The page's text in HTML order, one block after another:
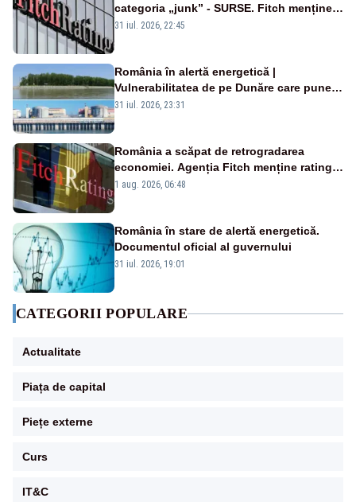
categoria „junk” - SURSE. Fitch menține
ratingul BBB-
31 iul. 2026, 22:45
România în alertă energetică |
Vulnerabilitatea de pe Dunăre care pune
în pericol Centrala Cernavodă era
31 iul. 2026, 23:31
România a scăpat de retrogradarea
economiei. Agenția Fitch menține ratingul
„BBB-” cu perspectivă negativă
1 aug. 2026, 06:48
România în stare de alertă energetică.
Documentul oficial al guvernului
31 iul. 2026, 19:01
CATEGORII POPULARE
Actualitate
Piața de capital
Piețe externe
Curs
IT&C